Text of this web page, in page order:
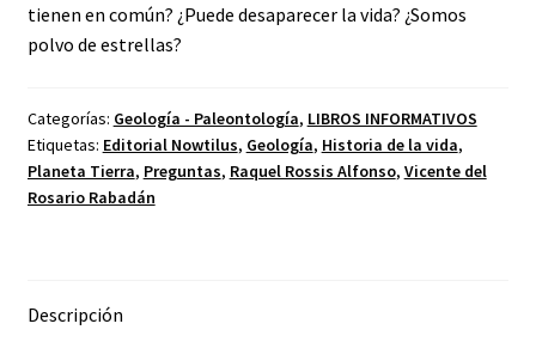
tienen en común? ¿Puede desaparecer la vida? ¿Somos
polvo de estrellas?
Categorías: Geología - Paleontología, LIBROS INFORMATIVOS
Etiquetas: Editorial Nowtilus, Geología, Historia de la vida,
Planeta Tierra, Preguntas, Raquel Rossis Alfonso, Vicente del
Rosario Rabadán
Descripción